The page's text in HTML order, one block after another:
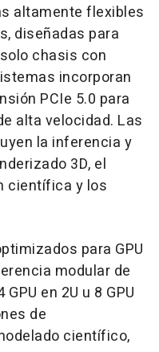
altamente flexibles
diseñadas para
chasis con
incorporan
PCIe 5.0 para
alta velocidad. Las
la inferencia y
3D, el
científica y los
para GPU
modular de
en 2U u 8 GPU
de
científico,